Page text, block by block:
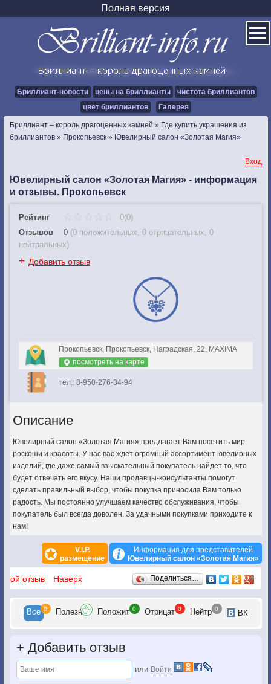
Полная версия
Бриллиант-новости цены на бриллианты
чистота бриллиантов
цвет бриллиантов
Галерея
Бриллиант – король драгоценных камней » Где купить украшения из
бриллиантов » Прокопьевск » Ювелирный салон «Золотая Магия»
Вход
Ювелирный салон «Золотая Магия» - информация
и отзывы. Прокопьевск
Рейтинг
0(0)
Отзывов
0 (0 положительных, 0 отрицательных, 0
нейтральных)
+ Добавить отзыв
Прокопьевск, Прокопьевск, Наградская, 22, MAXIMA
посмотреть на карте
тел.: 8-950-276-34-94
Описание
Ювелирный салон «Золотая Магия» предлагает Вам посетить мир
роскоши и красоты. У нас вас ждет огромный ассортимент ювелирных
изделий, где даже самый взыскательный покупатель найдет то, что
будет отвечать его вкусу. Наши продавцы-консультанты помогут
сделать правильный выбор, чтобы покупка приносила Вам только
радость. Мы постоянно улучшаем качество обслуживания, чтобы
покупатель был всегда доволен. За удачными покупками приходите к
нам!
V.I.P.
размещение
Информация для представителей
Ювелирный салон «Золотая Магия»
Отзывы
отзыв Наверх Поделиться…
Все 0 Полезн Положит 0 Отрицат 0 Нейтр 0 ВК
+ Добавить отзыв
или Войти